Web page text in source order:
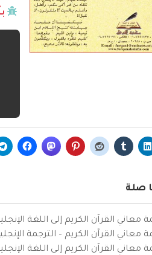
صلة
معاني القرآن الكريم إلى اللغة
معاني القرآن الكريم – الترجمة
معاني القرآن الكريم إلى اللغة